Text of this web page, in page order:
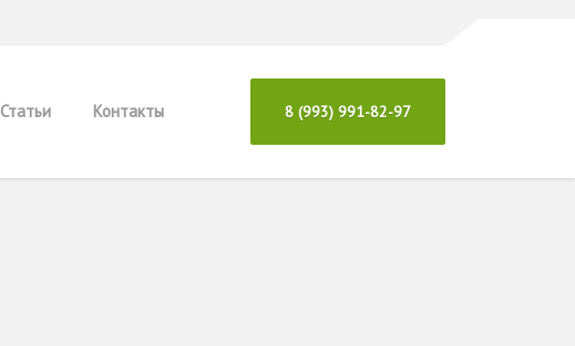
Статьи Контакты 8 (993) 991-82-97